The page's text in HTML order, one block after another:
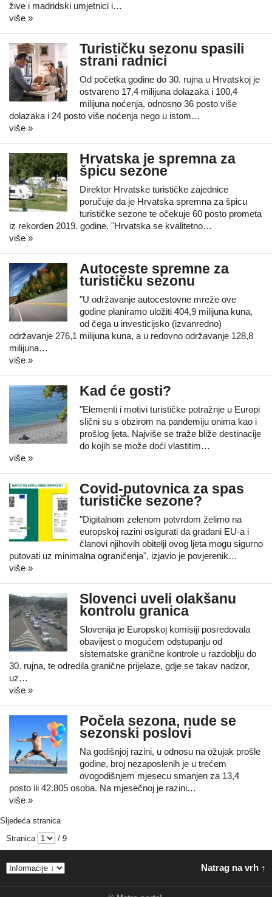
žive i madridski umjetnici i…
više »
Turističku sezonu spasili
strani radnici
Od početka godine do 30. rujna u Hrvatskoj je
ostvareno 17,4 milijuna dolazaka i 100,4
milijuna noćenja, odnosno 36 posto više
dolazaka i 24 posto više noćenja nego u istom…
više »
Hrvatska je spremna za
špicu sezone
Direktor Hrvatske turističke zajednice
poručuje da je Hrvatska spremna za špicu
turističke sezone te očekuje 60 posto prometa
iz rekorden 2019. godine. "Hrvatska se kvalitetno…
više »
Autoceste spremne za
turističku sezonu
"U održavanje autocestovne mreže ove
godine planiramo uložiti 404,9 milijuna kuna,
od čega u investicijsko (izvanredno)
održavanje 276,1 milijuna kuna, a u redovno održavanje 128,8
milijuna…
više »
Kad će gosti?
"Elementi i motivi turističke potražnje u Europi
slični su s obzirom na pandemiju onima kao i
prošlog ljeta. Najviše se traže bliže destinacije
do kojih se može doći vlastitim…
više »
Covid-putovnica za spas
turističke sezone?
"Digitalnom zelenom potvrdom želimo na
europskoj razini osigurati da građani EU-a i
članovi njihovih obitelji ovog ljeta mogu sigurno
putovati uz minimalna ograničenja", izjavio je povjerenik…
više »
Slovenci uveli olakšanu
kontrolu granica
Slovenija je Europskoj komisiji posredovala
obavijest o mogućem odstupanju od
sistematske granične kontrole u razdoblju do
30. rujna, te odredila granične prijelaze, gdje se takav nadzor,
uz…
više »
Počela sezona, nude se
sezonski poslovi
Na godišnjoj razini, u odnosu na ožujak prošle
godine, broj nezaposlenih je u trećem
ovogodišnjem mjesecu smanjen za 13,4
posto ili 42.805 osoba. Na mjesečnoj je razini…
više »
Sljedeća stranica
Stranica
/ 9
Natrag na vrh ↑